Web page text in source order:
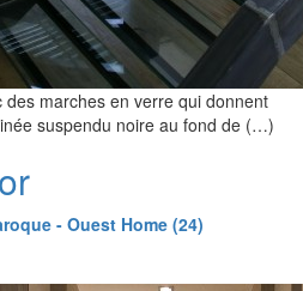
marches en verre qui donnent
suspendu noire au fond de (…)
- Ouest Home (24)